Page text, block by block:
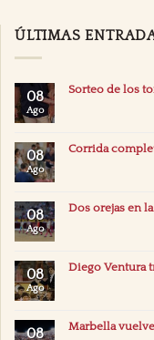
ÚLTIMAS
08
Ago
Sorteo de los
08
Ago
Corrida
08
Ago
Dos orejas en
08
Ago
Diego Ventura
08 Marbella